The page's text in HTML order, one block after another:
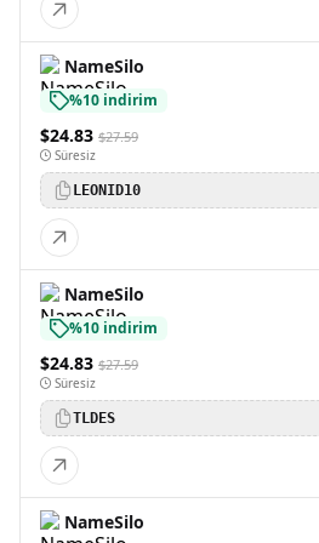
NameSilo
%10 indirim
$24.83 $27.59
Süresiz
LEONID10
NameSilo
%10 indirim
$24.83 $27.59
Süresiz
TLDES
NameSilo